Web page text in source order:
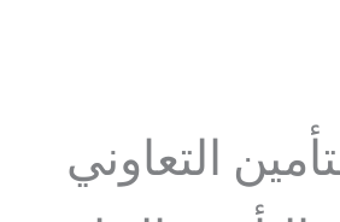
التعاوني